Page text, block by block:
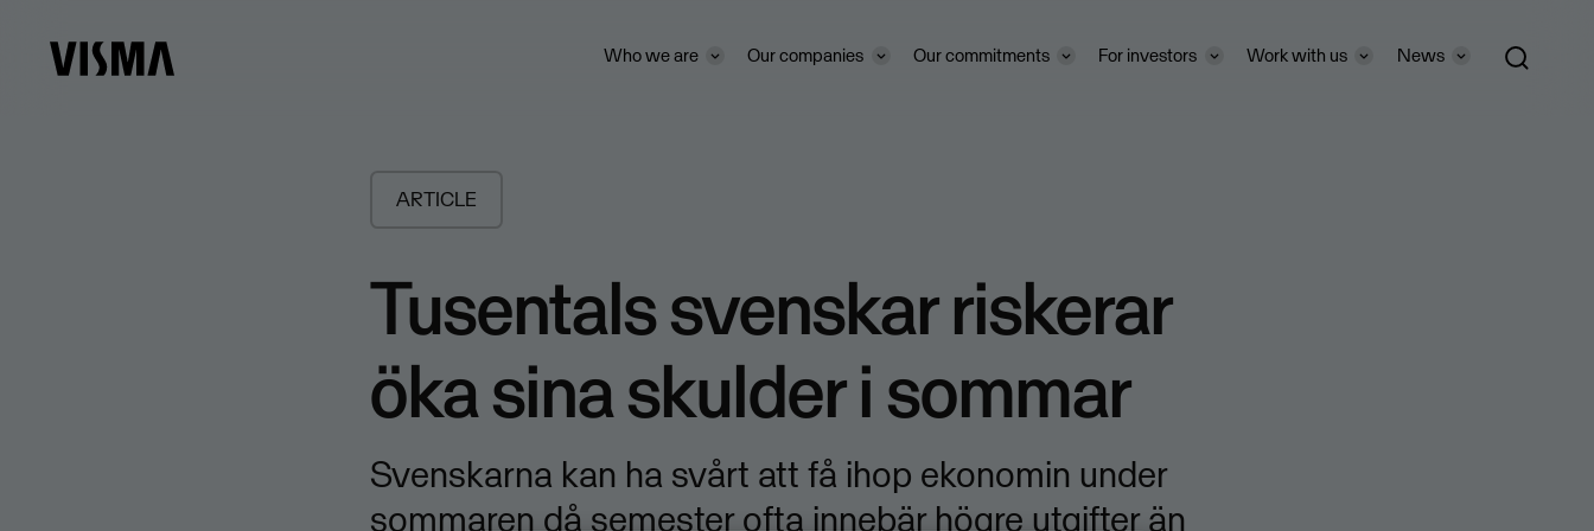
Who we are Our companies Our commitments For investors Work with us News
ARTICLE
Tusentals svenskar riskerar
öka sina skulder i sommar
Svenskarna kan ha svårt att få ihop ekonomin under
sommaren då semester ofta innebär högre utgifter än